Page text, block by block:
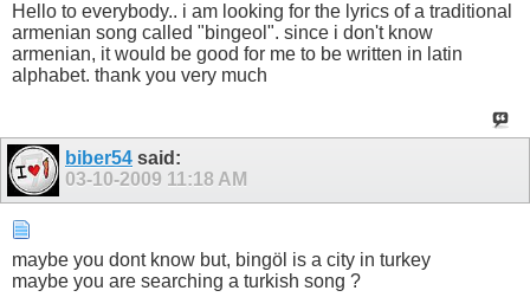
Hello to everybody.. i am looking for the lyrics of a traditional
armenian song called "bingeol". since i don't know
armenian, it would be good for me to be written in latin
alphabet. thank you very much
biber54 said:
03-10-2009 11:18 AM
maybe you dont know but, bingöl is a city in turkey
maybe you are searching a turkish song ?